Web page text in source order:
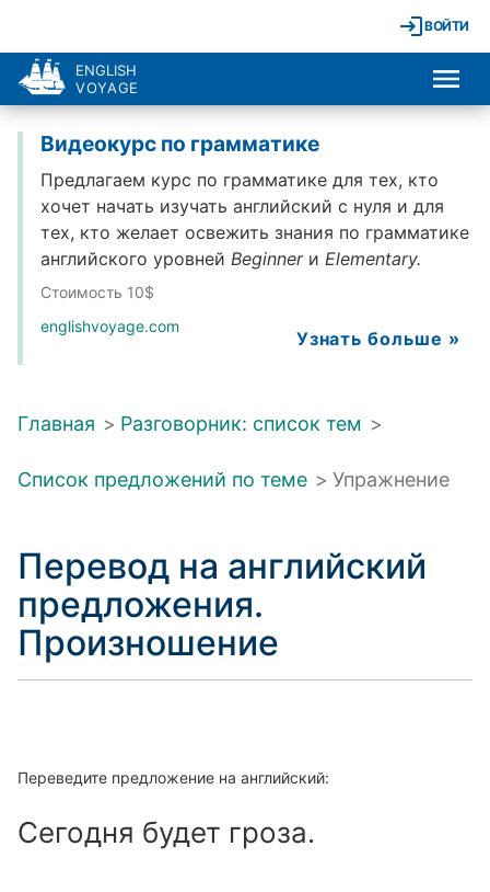
ВОЙТИ
ENGLISH
VOYAGE
Видеокурс по грамматике
Предлагаем курс по грамматике для тех, кто
хочет начать изучать английский с нуля и для
тех, кто желает освежить знания по грамматике
английского уровней Beginnerи Elementary.
Стоимость 10$
englishvoyage.com
Узнать больше »
Главная > Разговорник: список тем >
Список предложений по теме > Упражнение
Перевод на английский
предложения.
Произношение
Переведите предложение на английский:
Сегодня будет гроза.